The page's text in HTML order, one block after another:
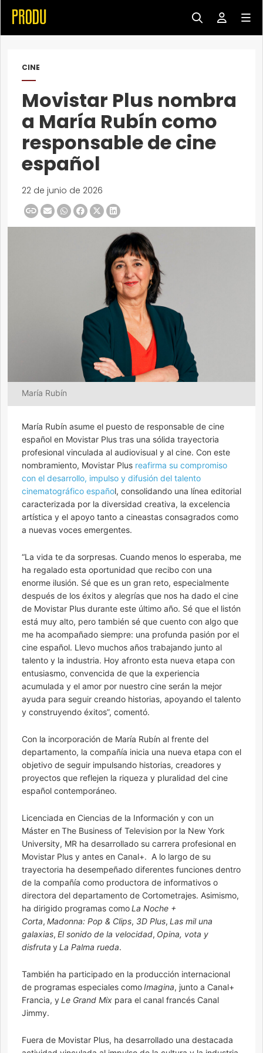
CINE
Movistar Plus nombra
a María Rubín como
responsable de cine
español
22 de junio de 2026
María Rubín
María Rubín asume el puesto de responsable de cine
español en Movistar Plus tras una sólida trayectoria
profesional vinculada al audiovisual y al cine. Con este
nombramiento, Movistar Plus reafirma su compromiso
con el desarrollo, impulso y difusión del talento
cinematográfico español, consolidando una línea editorial
caracterizada por la diversidad creativa, la excelencia
artística y el apoyo tanto a cineastas consagrados como
a nuevas voces emergentes.
“La vida te da sorpresas. Cuando menos lo esperaba, me
ha regalado esta oportunidad que recibo con una
enorme ilusión. Sé que es un gran reto, especialmente
después de los éxitos y alegrías que nos ha dado el cine
de Movistar Plus durante este último año. Sé que el listón
está muy alto, pero también sé que cuento con algo que
me ha acompañado siempre: una profunda pasión por el
cine español. Llevo muchos años trabajando junto al
talento y la industria. Hoy afronto esta nueva etapa con
entusiasmo, convencida de que la experiencia
acumulada y el amor por nuestro cine serán la mejor
ayuda para seguir creando historias, apoyando el talento
y construyendo éxitos”, comentó.
Con la incorporación de María Rubín al frente del
departamento, la compañía inicia una nueva etapa con el
objetivo de seguir impulsando historias, creadores y
proyectos que reflejen la riqueza y pluralidad del cine
español contemporáneo.
Licenciada en Ciencias de la Información y con un
Máster en The Business of Television por la New York
University, MR ha desarrollado su carrera profesional en
Movistar Plus y antes en Canal+. A lo largo de su
trayectoria ha desempeñado diferentes funciones dentro
de la compañía como productora de informativos o
directora del departamento de Cortometrajes. Asimismo,
ha dirigido programas comoLa Noche +
Corta, Madonna: Pop & Clips, 3D Plus, Las mil una
galaxias, El sonido de la velocidad, Opina, vota y
disfruta yLa Palma rueda.
También ha participado en la producción internacional
de programas especiales comoImagina, junto a Canal+
Francia, yLe Grand Mix para el canal francés Canal
Jimmy.
Fuera de Movistar Plus, ha desarrollado una destacada